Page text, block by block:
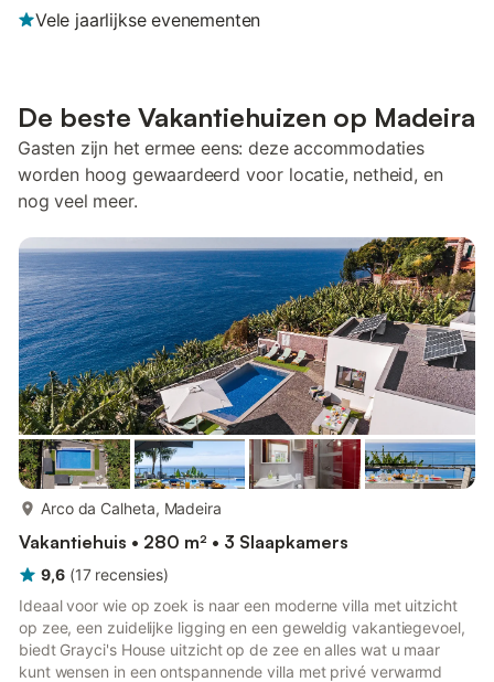
Vele jaarlijkse evenementen
De beste Vakantiehuizen op Madeira
Gasten zijn het ermee eens: deze accommodaties
worden hoog gewaardeerd voor locatie, netheid, en
nog veel meer.
Arco da Calheta, Madeira
Vakantiehuis • 280 m² • 3 Slaapkamers
9,6 (17 recensies)
Ideaal voor wie op zoek is naar een moderne villa met uitzicht
op zee, een zuidelijke ligging en een geweldig vakantiegevoel,
biedt Grayci's House uitzicht op de zee en alles wat u maar
kunt wensen in een ontspannende villa met privé verwarmd